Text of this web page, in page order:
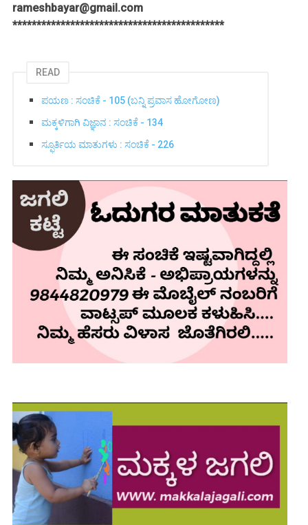
rameshbayar@gmail.com
********************************************
READ
ಪಯಣ : ಸಂಚಿಕೆ - 105 (ಬನ್ನಿ ಪ್ರವಾಸ ಹೋಗೋಣ)
ಮಕ್ಕಳಿಗಾಗಿ ವಿಜ್ಞಾನ : ಸಂಚಿಕೆ - 134
ಸ್ಫೂರ್ತಿಯ ಮಾತುಗಳು : ಸಂಚಿಕೆ - 226